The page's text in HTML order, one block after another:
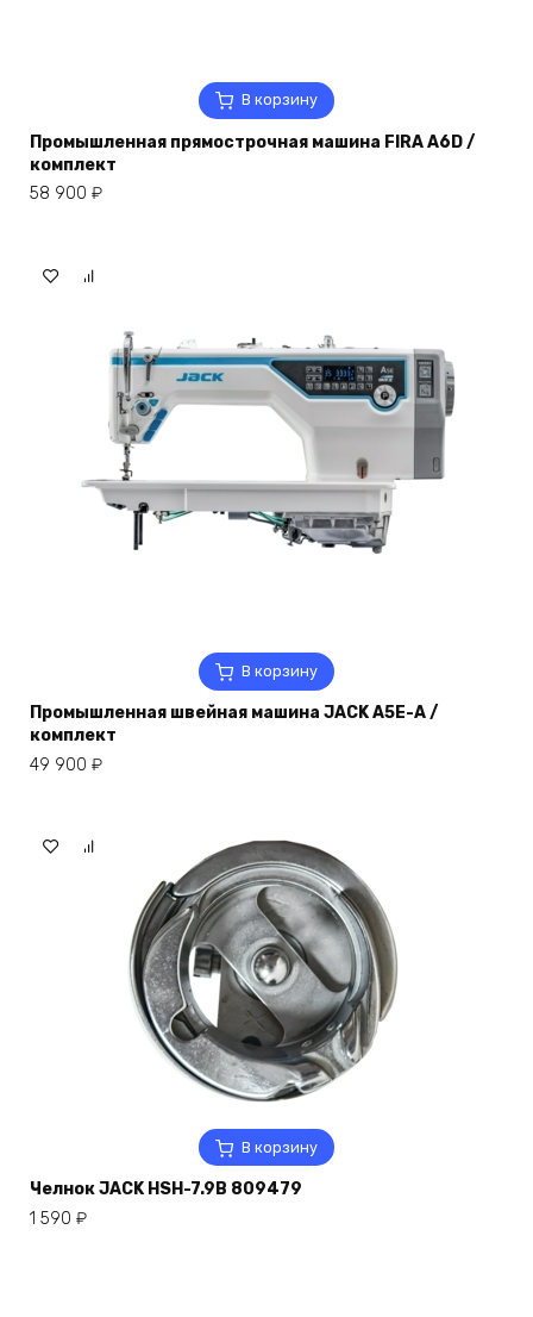
В корзину
Промышленная прямострочная машина FIRA A6D /
комплект
58 900 ₽
В корзину
Промышленная швейная машина JACK A5E-A /
комплект
49 900 ₽
В корзину
Челнок JACK HSH-7.9B 809479
1 590 ₽